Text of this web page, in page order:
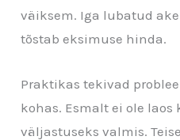
väiksem. Iga lubatud
tõstab eksimuse hinda.
Praktikas tekivad
kohas. Esmalt ei ole laos
väljastuseks valmis.